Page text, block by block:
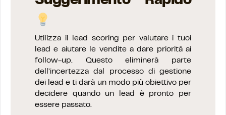
Utilizza il lead scoring per valutare i tuoi
lead e aiutare le vendite a dare priorità ai
follow-up. Questo eliminerà parte
dell’incertezza dal processo di gestione
dei lead e ti darà un modo più obiettivo per
decidere quando un lead è pronto per
essere passato.